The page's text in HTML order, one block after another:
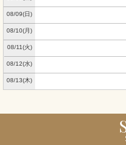
08/09(日)
08/10(月)
08/11(火)
08/12(水)
08/13(木)